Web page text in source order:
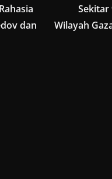
dan
Sekitar
Wilayah